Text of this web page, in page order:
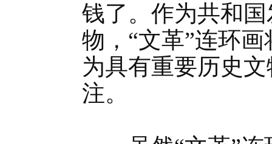
钱了。作为共和
物，“文革”连环
为具有重要历史
注。